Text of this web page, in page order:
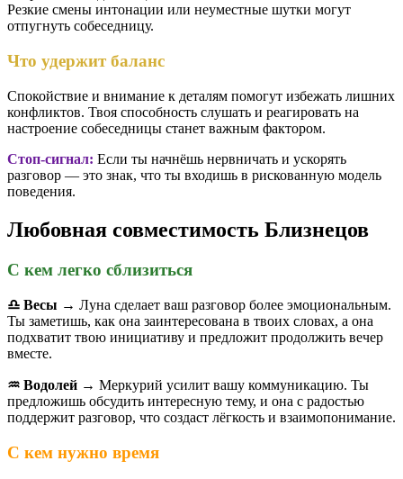
Резкие смены интонации или неуместные шутки могут
отпугнуть собеседницу.
Что удержит баланс
Спокойствие и внимание к деталям помогут избежать лишних
конфликтов. Твоя способность слушать и реагировать на
настроение собеседницы станет важным фактором.
Стоп-сигнал: Если ты начнёшь нервничать и ускорять
разговор — это знак, что ты входишь в рискованную модель
поведения.
Любовная совместимость Близнецов
С кем легко сблизиться
♎️ Весы → Луна сделает ваш разговор более эмоциональным.
Ты заметишь, как она заинтересована в твоих словах, а она
подхватит твою инициативу и предложит продолжить вечер
вместе.
♒️ Водолей → Меркурий усилит вашу коммуникацию. Ты
предложишь обсудить интересную тему, и она с радостью
поддержит разговор, что создаст лёгкость и взаимопонимание.
С кем нужно время